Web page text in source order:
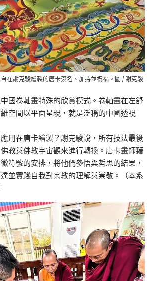
在謝克駿繪製的唐卡簽名、加持並祝福。圖 / 謝克駿
國卷軸畫特殊的欣賞模式。卷軸畫在左舒
空間以平面呈現，就是泛稱的中國透視
用在唐卡繪製？謝克駿說，所有技法最後
教與佛教宇宙觀來進行轉換。唐卡畫師藉
符號的安排，將他們參悟與哲思的結果，
並實踐自我對宗教的理解與崇敬。（本系